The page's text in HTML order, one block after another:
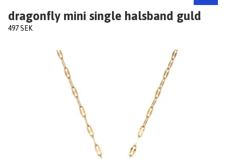
dragonfly mini single halsband guld
497 SEK